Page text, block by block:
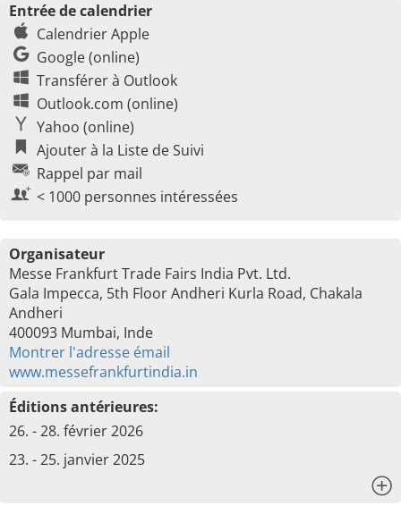
Entrée de calendrier
Calendrier Apple
Google (online)
Transférer à Outlook
Outlook.com (online)
Yahoo (online)
Ajouter à la Liste de Suivi
Rappel par mail
< 1000 personnes intéressées
Organisateur
Messe Frankfurt Trade Fairs India Pvt. Ltd.
Gala Impecca, 5th Floor Andheri Kurla Road, Chakala
Andheri
400093 Mumbai, Inde
Montrer l'adresse émail
www.messefrankfurtindia.in
Éditions antérieures:
26. - 28. février 2026
23. - 25. janvier 2025